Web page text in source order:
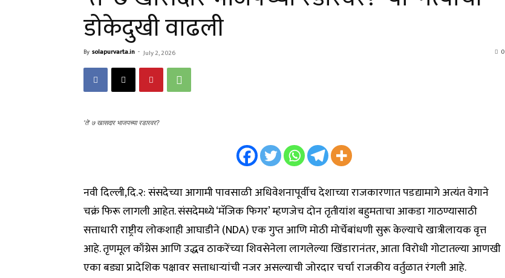
डोकेदुखी वाढली
By solapurvarta.in - July 2, 2026 0
'ते' ७ खासदार भाजपच्या रडारवर?
नवी दिल्ली,दि.२: संसदेच्या आगामी पावसाळी अधिवेशनापूर्वीच देशाच्या राजकारणात पडद्यामागे अत्यंत वेगाने
चक्रं फिरू लागली आहेत. संसदेमध्ये ‘मॅजिक फिगर’ म्हणजेच दोन तृतीयांश बहुमताचा आकडा गाठण्यासाठी
सत्ताधारी राष्ट्रीय लोकशाही आघाडीने (NDA) एक गुप्त आणि मोठी मोर्चेबांधणी सुरू केल्याचे खात्रीलायक वृत्त
आहे. तृणमूल काँग्रेस आणि उद्धव ठाकरेंच्या शिवसेनेला लागलेल्या खिंडारानंतर, आता विरोधी गोटातल्या आणखी
एका बड्या प्रादेशिक पक्षावर सत्ताधाऱ्यांची नजर असल्याची जोरदार चर्चा राजकीय वर्तुळात रंगली आहे.